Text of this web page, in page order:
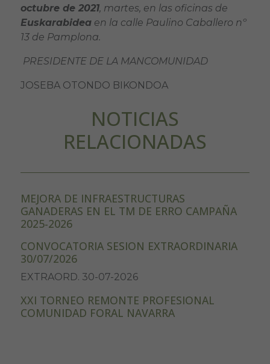
octubre de 2021, martes, en las oficinas de
Euskarabideaen la calle Paulino Caballero nº
13 de Pamplona.
PRESIDENTE DE LA MANCOMUNIDAD
JOSEBA OTONDO BIKONDOA
NOTICIAS
RELACIONADAS
MEJORA DE INFRAESTRUCTURAS
GANADERAS EN EL TM DE ERRO CAMPAÑA
2025-2026
CONVOCATORIA SESION EXTRAORDINARIA
30/07/2026
EXTRAORD. 30-07-2026
XXI TORNEO REMONTE PROFESIONAL
COMUNIDAD FORAL NAVARRA